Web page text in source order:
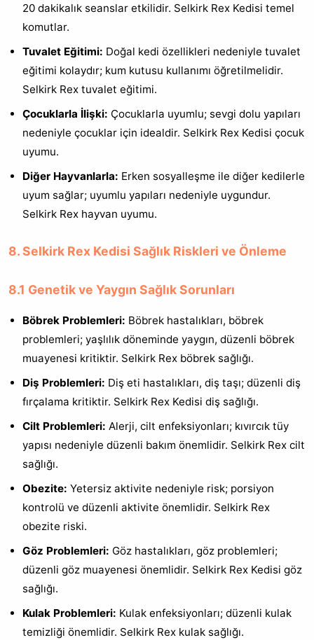
20 dakikalık seanslar etkilidir. Selkirk Rex Kedisi temel
komutlar.
Tuvalet Eğitimi: Doğal kedi özellikleri nedeniyle tuvalet
eğitimi kolaydır; kum kutusu kullanımı öğretilmelidir.
Selkirk Rex tuvalet eğitimi.
Çocuklarla İlişki: Çocuklarla uyumlu; sevgi dolu yapıları
nedeniyle çocuklar için idealdir. Selkirk Rex Kedisi çocuk
uyumu.
Diğer Hayvanlarla: Erken sosyalleşme ile diğer kedilerle
uyum sağlar; uyumlu yapıları nedeniyle uygundur.
Selkirk Rex hayvan uyumu.
8. Selkirk Rex Kedisi Sağlık Riskleri ve Önleme
8.1 Genetik ve Yaygın Sağlık Sorunları
Böbrek Problemleri: Böbrek hastalıkları, böbrek
problemleri; yaşlılık döneminde yaygın, düzenli böbrek
muayenesi kritiktir. Selkirk Rex böbrek sağlığı.
Diş Problemleri: Diş eti hastalıkları, diş taşı; düzenli diş
fırçalama kritiktir. Selkirk Rex Kedisi diş sağlığı.
Cilt Problemleri: Alerji, cilt enfeksiyonları; kıvırcık tüy
yapısı nedeniyle düzenli bakım önemlidir. Selkirk Rex cilt
sağlığı.
Obezite: Yetersiz aktivite nedeniyle risk; porsiyon
kontrolü ve düzenli aktivite önemlidir. Selkirk Rex
obezite riski.
Göz Problemleri: Göz hastalıkları, göz problemleri;
düzenli göz muayenesi önemlidir. Selkirk Rex Kedisi göz
sağlığı.
Kulak Problemleri: Kulak enfeksiyonları; düzenli kulak
temizliği önemlidir. Selkirk Rex kulak sağlığı.